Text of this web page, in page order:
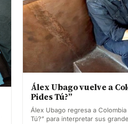
Álex Ubago vuelve a
Pides Tú?”
Álex Ubago regresa a
Tú?” para interpretar sus